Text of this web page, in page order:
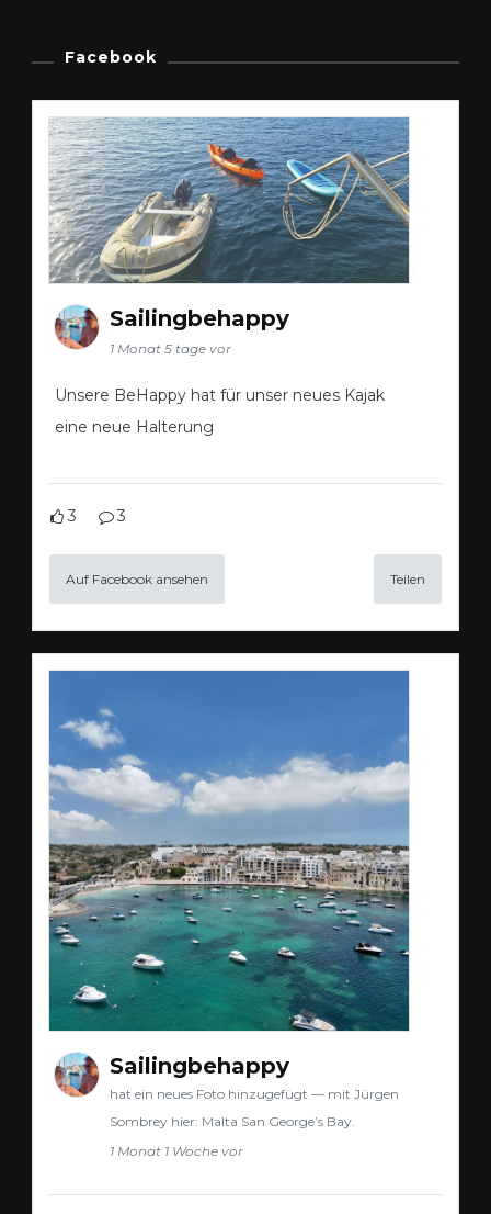
Facebook
Sailingbehappy
1 Monat 5 tage vor
Unsere BeHappy hat für unser neues Kajak
eine neue Halterung
3 3
Auf Facebook ansehen Teilen
Sailingbehappy
hat ein neues Foto hinzugefügt — mit Jürgen
Sombrey hier: Malta San George’s Bay.
1 Monat 1 Woche vor